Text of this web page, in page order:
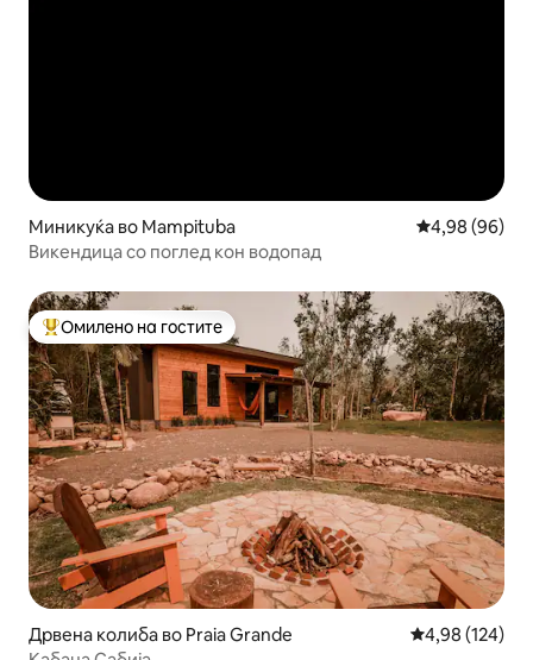
Миникуќа во Mampituba Просечна
4,98 (96)
Викендица со поглед кон водопад
Меѓу најуспешните „Омилени на гостите“
Омилено на гостите
Дрвена колиба во Praia Grande Просечна
4,98 (124)